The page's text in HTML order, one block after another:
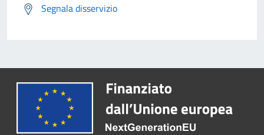
Segnala disservizio